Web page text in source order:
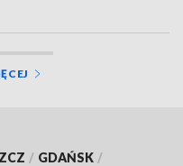
/ GDAŃSK /